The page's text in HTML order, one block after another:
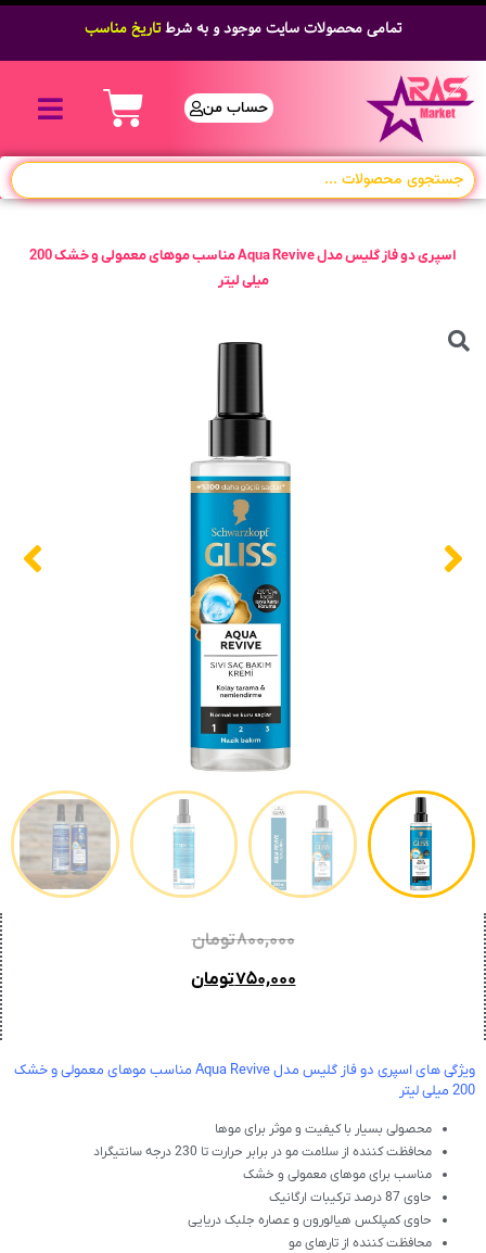
تمامی محصولات سایت موجود و به شرطتاریخ مناسب
حساب من
اسپری دو فاز گلیس مدل Aqua Revive مناسب موهای معمولی و خشک 200
میلی لیتر
۸۰۰,۰۰۰تومان
۷۵۰,۰۰۰تومان
ویژگی های اسپری دو فاز گلیس مدل Aqua Revive مناسب موهای معمولی و خشک
200 میلی لیتر
محصولی بسیار با کیفیت و موثر برای موها
محافظت کننده از سلامت مو در برابر حرارت تا 230 درجه سانتیگراد
مناسب برای موهای معمولی و خشک
حاوی 87 درصد ترکیبات ارگانیک
حاوی کمپلکس هیالورون و عصاره جلبک دریایی
محافظت کننده از تارهای مو